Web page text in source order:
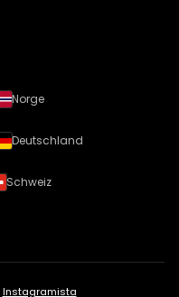
Norge
Deutschland
Schweiz
Instagramista